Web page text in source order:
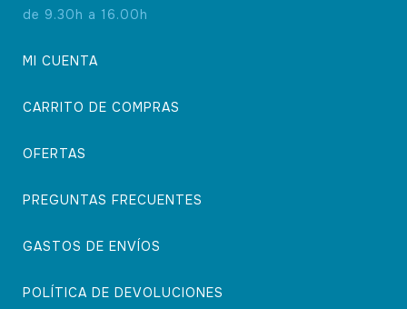
de 9.30h a 16.00h
MI CUENTA
CARRITO DE COMPRAS
OFERTAS
PREGUNTAS FRECUENTES
GASTOS DE ENVÍOS
POLÍTICA DE DEVOLUCIONES